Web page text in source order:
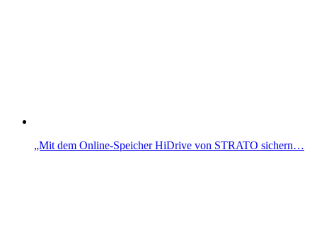
„Mit dem Online-Speicher HiDrive von STRATO sichern…